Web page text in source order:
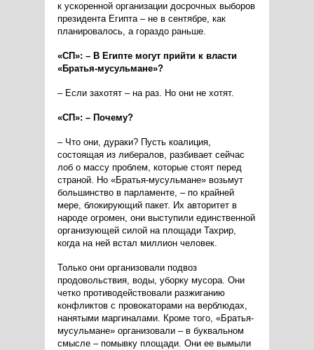
к ускоренной организации досрочных выборов
президента Египта – не в сентябре, как
планировалось, а гораздо раньше.
«СП»: – В Египте могут прийти к власти
«Братья-мусульмане»?
– Если захотят – на раз. Но они не хотят.
«СП»: – Почему?
– Что они, дураки? Пусть коалиция,
состоящая из либералов, разбивает сейчас
лоб о массу проблем, которые стоят перед
страной. Но «Братья-мусульмане» возьмут
большинство в парламенте, – по крайней
мере, блокирующий пакет. Их авторитет в
народе огромен, они выступили единственной
организующей силой на площади Тахрир,
когда на ней встал миллион человек.
Только они организовали подвоз
продовольствия, воды, уборку мусора. Они
четко противодействовали разжиганию
конфликтов с провокаторами на верблюдах,
нанятыми маргиналами. Кроме того, «Братья-
мусульмане» организовали – в буквальном
смысле – помывку площади. Они ее вымыли